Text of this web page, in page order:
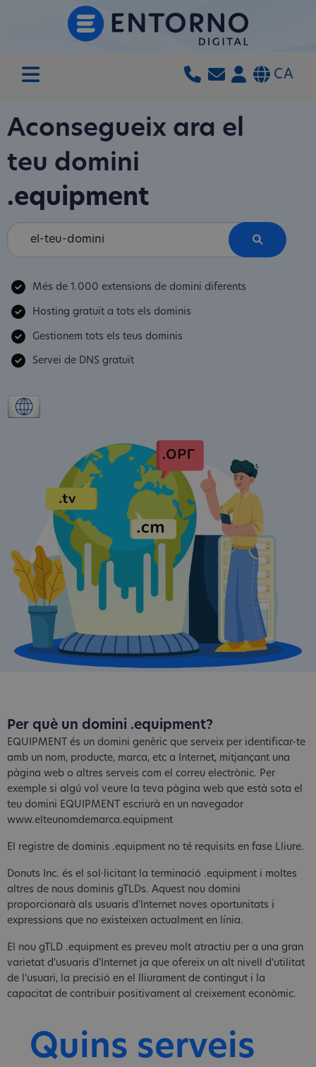
CA
Aconsegueix ara el
teu domini
.equipment
Més de 1.000 extensions de domini diferents
Hosting gratuït a tots els dominis
Gestionem tots els teus dominis
Servei de DNS gratuït
Per què un domini .equipment?
EQUIPMENT és un domini genèric que serveix per identificar-te
amb un nom, producte, marca, etc a Internet, mitjançant una
pàgina web o altres serveis com el correu electrònic. Per
exemple si algú vol veure la teva pàgina web que està sota el
teu domini EQUIPMENT escriurà en un navegador
www.elteunomdemarca.equipment
El registre de dominis .equipment no té requisits en fase Lliure.
Donuts Inc. és el sol·licitant la terminació .equipment i moltes
altres de nous dominis gTLDs. Aquest nou domini
proporcionarà als usuaris d'Internet noves oportunitats i
expressions que no existeixen actualment en línia.
El nou gTLD .equipment es preveu molt atractiu per a una gran
varietat d'usuaris d'Internet ja que ofereix un alt nivell d'utilitat
de l'usuari, la precisió en el lliurament de contingut i la
capacitat de contribuir positivament al creixement econòmic.
Quins serveis